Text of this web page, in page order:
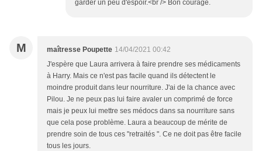
garder un peu d'espoir.<br /> Bon courage.
M maîtresse Poupette 14/04/2021 00:42
J'espère que Laura arrivera à faire prendre ses médicaments
à Harry. Mais ce n'est pas facile quand ils détectent le
moindre produit dans leur nourriture. J'ai de la chance avec
Pilou. Je ne peux pas lui faire avaler un comprimé de force
mais je peux lui mettre ses médocs dans sa nourriture sans
que cela pose problème. Laura a beaucoup de mérite de
prendre soin de tous ces "retraités ". Ce ne doit pas être facile
tous les jours.